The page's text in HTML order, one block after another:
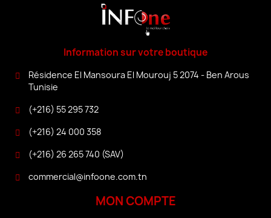
Information sur votre boutique
Résidence El Mansoura El Mourouj 5 2074 - Ben Arous
Tunisie
(+216) 55 295 732
(+216) 24 000 358
(+216) 26 265 740 (SAV)
commercial@infoone.com.tn
MON COMPTE